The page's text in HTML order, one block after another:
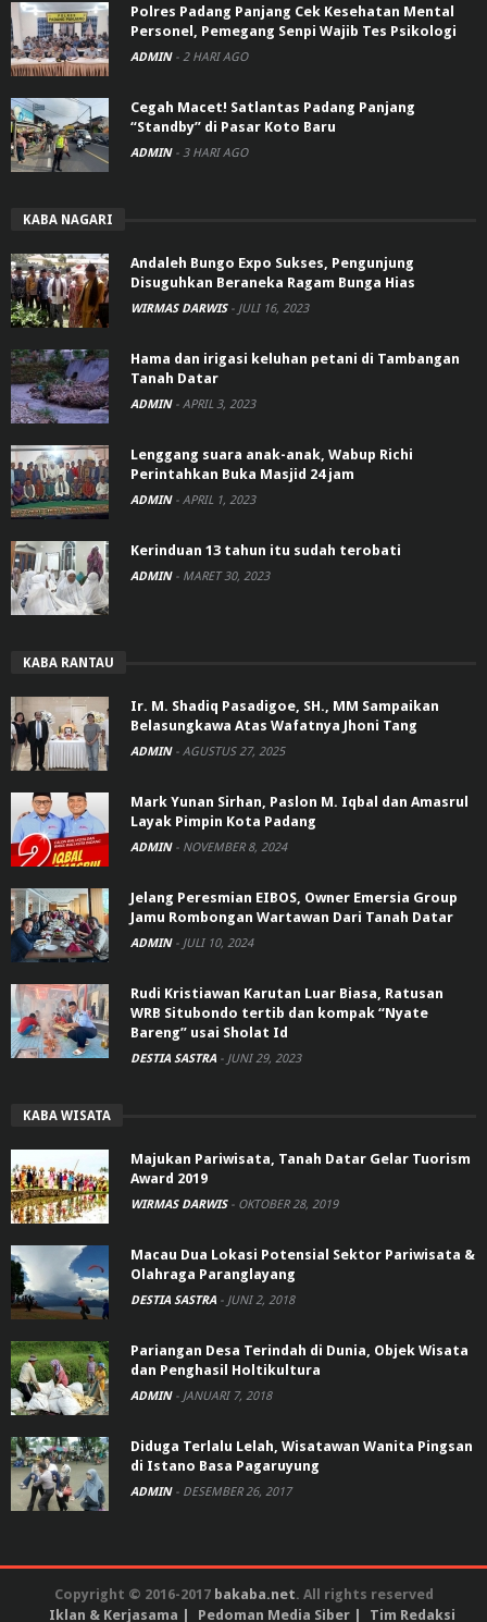
Polres Padang Panjang Cek Kesehatan Mental
Personel, Pemegang Senpi Wajib Tes Psikologi
ADMIN - 2 HARI AGO
Cegah Macet! Satlantas Padang Panjang
“Standby” di Pasar Koto Baru
ADMIN - 3 HARI AGO
KABA NAGARI
Andaleh Bungo Expo Sukses, Pengunjung
Disuguhkan Beraneka Ragam Bunga Hias
WIRMAS DARWIS - JULI 16, 2023
Hama dan irigasi keluhan petani di Tambangan
Tanah Datar
ADMIN - APRIL 3, 2023
Lenggang suara anak-anak, Wabup Richi
Perintahkan Buka Masjid 24 jam
ADMIN - APRIL 1, 2023
Kerinduan 13 tahun itu sudah terobati
ADMIN - MARET 30, 2023
KABA RANTAU
Ir. M. Shadiq Pasadigoe, SH., MM Sampaikan
Belasungkawa Atas Wafatnya Jhoni Tang
ADMIN - AGUSTUS 27, 2025
Mark Yunan Sirhan, Paslon M. Iqbal dan Amasrul
Layak Pimpin Kota Padang
ADMIN - NOVEMBER 8, 2024
Jelang Peresmian EIBOS, Owner Emersia Group
Jamu Rombongan Wartawan Dari Tanah Datar
ADMIN - JULI 10, 2024
Rudi Kristiawan Karutan Luar Biasa, Ratusan
WRB Situbondo tertib dan kompak “Nyate
Bareng” usai Sholat Id
DESTIA SASTRA - JUNI 29, 2023
KABA WISATA
Majukan Pariwisata, Tanah Datar Gelar Tuorism
Award 2019
WIRMAS DARWIS - OKTOBER 28, 2019
Macau Dua Lokasi Potensial Sektor Pariwisata &
Olahraga Paranglayang
DESTIA SASTRA - JUNI 2, 2018
Pariangan Desa Terindah di Dunia, Objek Wisata
dan Penghasil Holtikultura
ADMIN - JANUARI 7, 2018
Diduga Terlalu Lelah, Wisatawan Wanita Pingsan
di Istano Basa Pagaruyung
ADMIN - DESEMBER 26, 2017
Copyright © 2016-2017 bakaba.net. All rights reserved
Iklan & Kerjasama
Pedoman Media Siber Tim Redaksi